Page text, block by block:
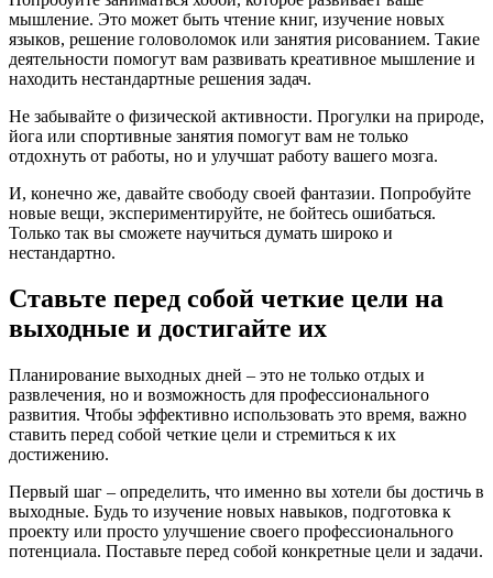
мышление. Это может быть чтение книг, изучение новых
языков, решение головоломок или занятия рисованием. Такие
деятельности помогут вам развивать креативное мышление и
находить нестандартные решения задач.
Не забывайте о физической активности. Прогулки на природе,
йога или спортивные занятия помогут вам не только
отдохнуть от работы, но и улучшат работу вашего мозга.
И, конечно же, давайте свободу своей фантазии. Попробуйте
новые вещи, экспериментируйте, не бойтесь ошибаться.
Только так вы сможете научиться думать широко и
нестандартно.
Ставьте перед собой четкие цели на
выходные и достигайте их
Планирование выходных дней – это не только отдых и
развлечения, но и возможность для профессионального
развития. Чтобы эффективно использовать это время, важно
ставить перед собой четкие цели и стремиться к их
достижению.
Первый шаг – определить, что именно вы хотели бы достичь в
выходные. Будь то изучение новых навыков, подготовка к
проекту или просто улучшение своего профессионального
потенциала. Поставьте перед собой конкретные цели и задачи.